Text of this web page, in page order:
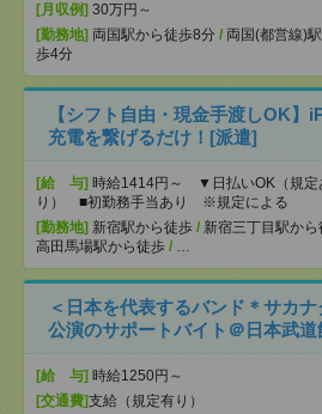
[月収例] 30万円～
[勤務地] 両国駅から徒歩8分 / 両国(都営線)
歩4分
【シフト自由・現金手渡しOK】
充電を繋げるだけ！[派遣]
[給 与] 時給1414円～ ▼日払いOK（規定
り） ■初勤務手当あり ※規定による
[勤務地] 新宿駅から徒歩 / 新宿三丁目駅から
高田馬場駅から徒歩 / …
＜日本を代表するバンド＊サカ
公演のサポートバイト＠日本武
[給 与] 時給1250円～
[交通費]支給（規定有り）